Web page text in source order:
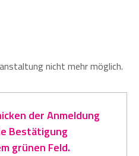
nicht mehr möglich.
der Anmeldung
Bestätigung
grünen Feld.